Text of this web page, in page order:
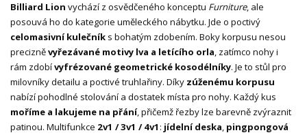
Billiard Lion vychází z osvědčeného konceptu Furniture, ale
posouvá ho do kategorie uměleckého nábytku. Jde o poctivý
celomasivní kulečník s bohatým zdobením. Boky korpusu nesou
precizněvyřezávané motivy lva a letícího orla, zatímco nohy i
rám zdobívyfrézované geometrické kosodélníky. Je to stůl pro
milovníky detailu a poctivé truhlařiny. Díky zúženému korpusu
nabízí pohodlné stolování a dostatek místa pro nohy. Každý kus
moříme a lakujeme na přání, přičemž řezby lze barevně zvýraznit
patinou. Multifunkce 2v1 / 3v1 / 4v1 : jídelní deska, pingpongová